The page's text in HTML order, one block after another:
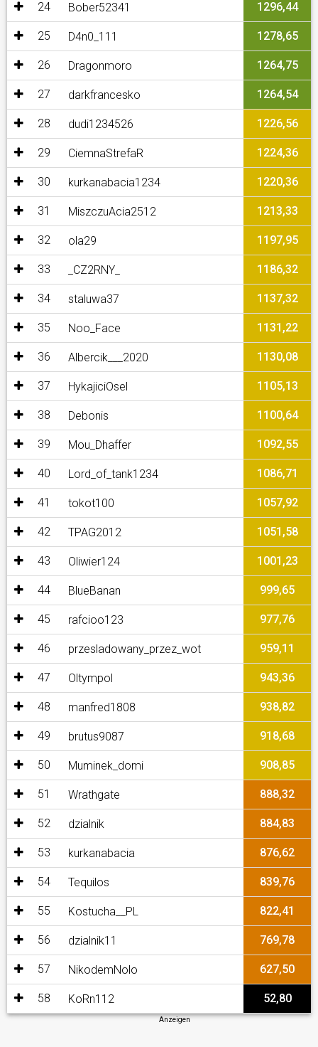
24 Bober52341 1296,44
25 D4n0_111 1278,65
26 Dragonmoro 1264,75
27 darkfrancesko 1264,54
28 dudi1234526 1226,56
29 CiemnaStrefaR 1224,36
30 kurkanabacia1234 1220,36
31 MiszczuAcia2512 1213,33
32 ola29 1197,95
33 _CZ2RNY_ 1186,32
34 staluwa37 1137,32
35 Noo_Face 1131,22
36 Albercik___2020 1130,08
37 HykajiciOsel 1105,13
38 Debonis 1100,64
39 Mou_Dhaffer 1092,55
40 Lord_of_tank1234 1086,71
41 tokot100 1057,92
42 TPAG2012 1051,58
43 Oliwier124 1001,23
44 BlueBanan 999,65
45 rafcioo123 977,76
46 przesladowany_przez_wot 959,11
47 Oltympol 943,36
48 manfred1808 938,82
49 brutus9087 918,68
50 Muminek_domi 908,85
51 Wrathgate 888,32
52 dzialnik 884,83
53 kurkanabacia 876,62
54 Tequilos 839,76
55 Kostucha__PL 822,41
56 dzialnik11 769,78
57 NikodemNolo 627,50
58 KoRn112 52,80
Anzeigen